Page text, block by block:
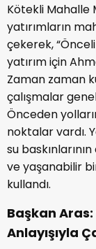
Kötekli Mahalle
yatırımların
çekerek,
yatırım için
Zaman zaman
çalışmalar
Önceden
noktalar vardı.
su
ve yaşanabilir
kullandı.
Başkan
Anlayışıyla